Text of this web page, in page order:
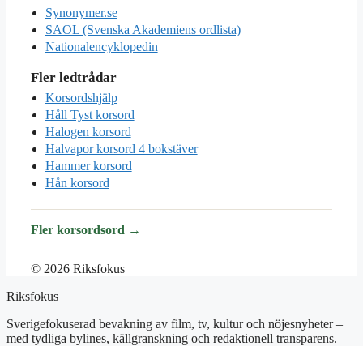
Synonymer.se
SAOL (Svenska Akademiens ordlista)
Nationalencyklopedin
Fler ledtrådar
Korsordshjälp
Håll Tyst korsord
Halogen korsord
Halvapor korsord 4 bokstäver
Hammer korsord
Hån korsord
Fler korsordsord →
© 2026 Riksfokus
Riksfokus
Sverigefokuserad bevakning av film, tv, kultur och nöjesnyheter –
med tydliga bylines, källgranskning och redaktionell transparens.